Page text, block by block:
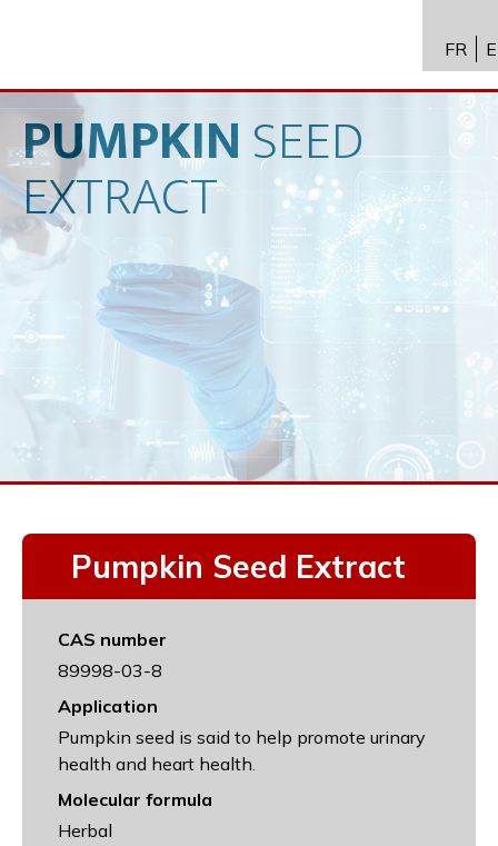
API 수
FR
PUMPKINSEED
EXTRACT
Pumpkin Seed Extract
CAS number
89998-03-8
Application
Pumpkin seed is said to help promote urinary
health and heart health.
Molecular formula
Herbal